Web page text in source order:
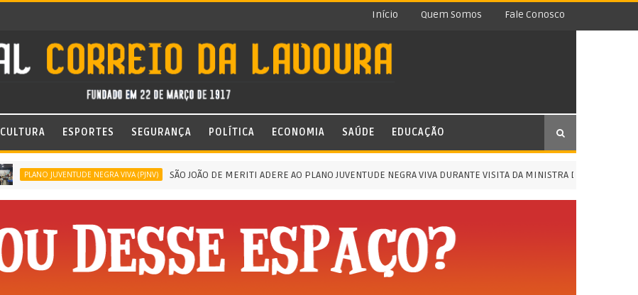
Início Quem Somos Fale Conosco
CULTURA ESPORTES SEGURANÇA POLÍTICA ECONOMIA SAÚDE EDUCAÇÃO
PLANO JUVENTUDE NEGRA VIVA (PJNV) SÃO JOÃO DE MERITI ADERE AO PLANO JUVENTUDE NEGRA VIVA DURANTE VISITA DA MINISTRA DA IGUALDADE